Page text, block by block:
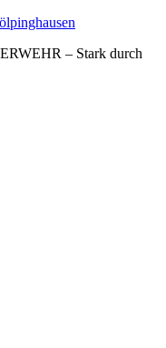
– Stark durch